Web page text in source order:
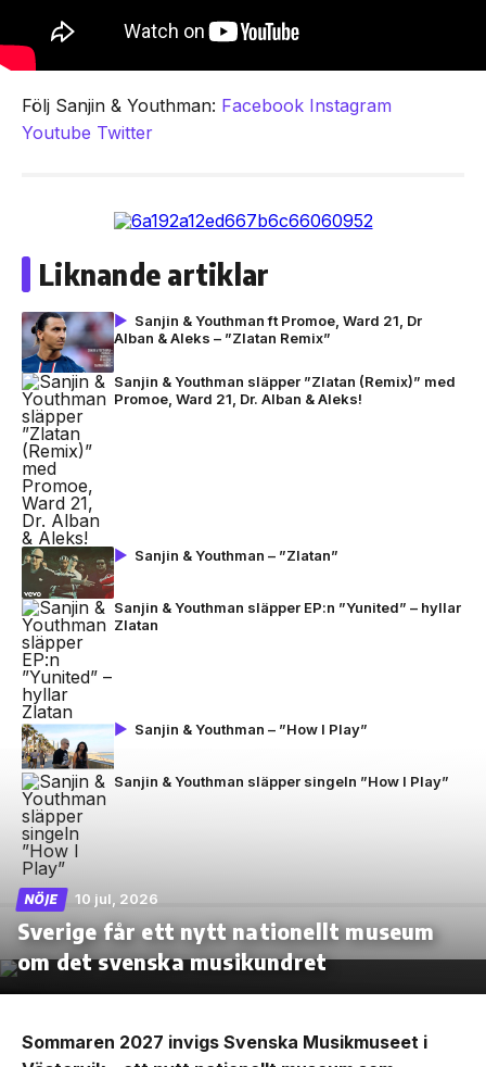
Följ Sanjin & Youthman: Facebook Instagram
Youtube Twitter
Liknande artiklar
Sanjin & Youthman ft Promoe, Ward 21, Dr
Alban & Aleks – ”Zlatan Remix”
Sanjin & Youthman släpper ”Zlatan (Remix)” med
Promoe, Ward 21, Dr. Alban & Aleks!
Sanjin & Youthman – ”Zlatan”
Sanjin & Youthman släpper EP:n ”Yunited” – hyllar
Zlatan
Sanjin & Youthman – ”How I Play”
Sanjin & Youthman släpper singeln ”How I Play”
NÖJE 10 jul, 2026
Sverige får ett nytt nationellt museum
om det svenska musikundret
Sommaren 2027 invigs Svenska Musikmuseet i